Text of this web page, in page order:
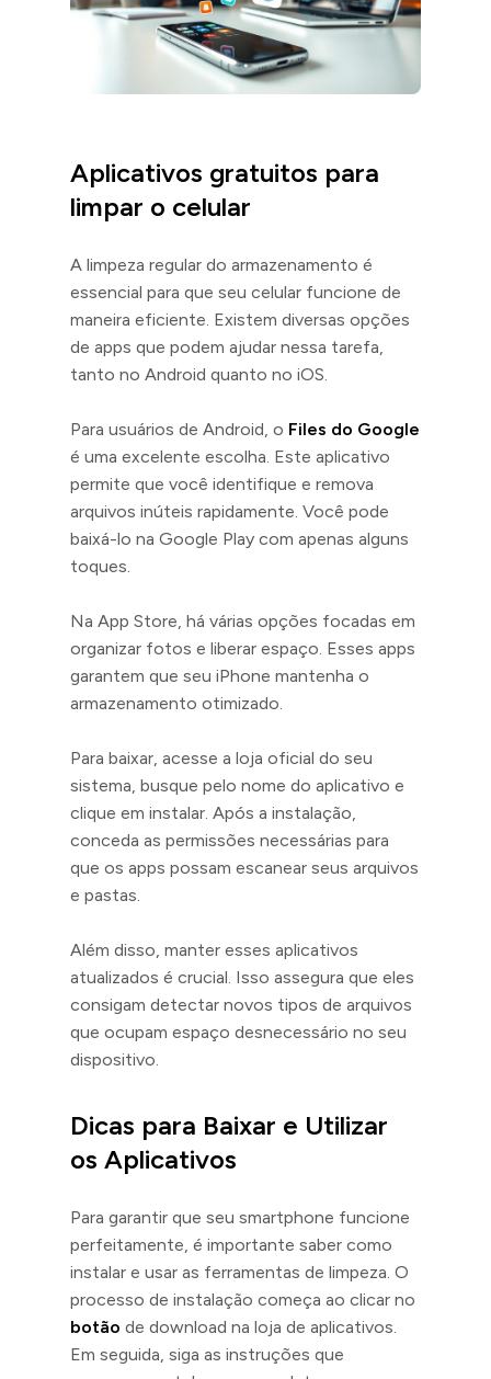
Aplicativos gratuitos para
limpar o celular
A limpeza regular do armazenamento é
essencial para que seu celular funcione de
maneira eficiente. Existem diversas opções
de apps que podem ajudar nessa tarefa,
tanto no Android quanto no iOS.
Para usuários de Android, o Files do Google
é uma excelente escolha. Este aplicativo
permite que você identifique e remova
arquivos inúteis rapidamente. Você pode
baixá-lo na Google Play com apenas alguns
toques.
Na App Store, há várias opções focadas em
organizar fotos e liberar espaço. Esses apps
garantem que seu iPhone mantenha o
armazenamento otimizado.
Para baixar, acesse a loja oficial do seu
sistema, busque pelo nome do aplicativo e
clique em instalar. Após a instalação,
conceda as permissões necessárias para
que os apps possam escanear seus arquivos
e pastas.
Além disso, manter esses aplicativos
atualizados é crucial. Isso assegura que eles
consigam detectar novos tipos de arquivos
que ocupam espaço desnecessário no seu
dispositivo.
Dicas para Baixar e Utilizar
os Aplicativos
Para garantir que seu smartphone funcione
perfeitamente, é importante saber como
instalar e usar as ferramentas de limpeza. O
processo de instalação começa ao clicar no
botão de download na loja de aplicativos.
Em seguida, siga as instruções que